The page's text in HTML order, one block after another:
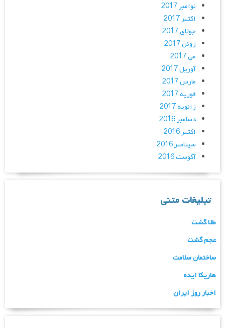
نوامبر 2017
اکتبر 2017
جولای 2017
ژوئن 2017
می 2017
آوریل 2017
مارس 2017
فوریه 2017
ژانویه 2017
دسامبر 2016
اکتبر 2016
سپتامبر 2016
آگوست 2016
تبلیغات متنی
طلا گشت
عجم گشت
ساختمان سلامت
هاریکا ایده
اخبار روز ایران